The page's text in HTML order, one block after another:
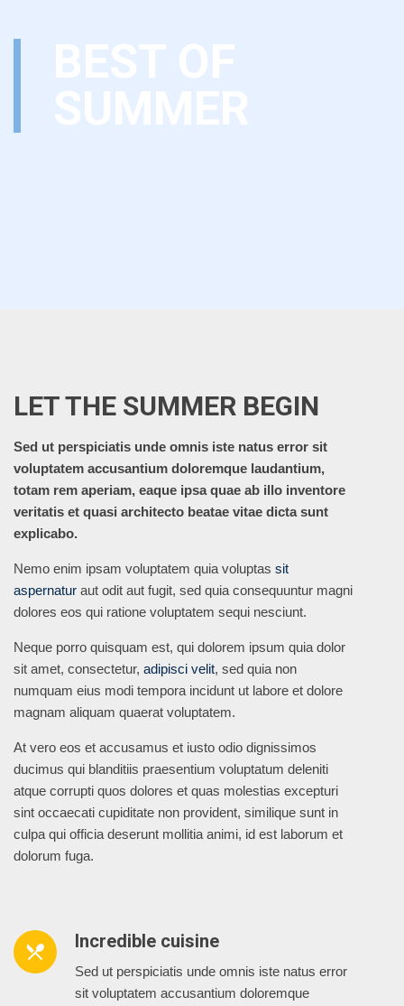
LET THE SUMMER BEGIN
Sed ut perspiciatis unde omnis iste natus error sit
voluptatem accusantium doloremque laudantium,
totam rem aperiam, eaque ipsa quae ab illo inventore
veritatis et quasi architecto beatae vitae dicta sunt
explicabo.
Nemo enim ipsam voluptatem quia voluptas sit
aspernatur aut odit aut fugit, sed quia consequuntur magni
dolores eos qui ratione voluptatem sequi nesciunt.
Neque porro quisquam est, qui dolorem ipsum quia dolor
sit amet, consectetur, adipisci velit, sed quia non
numquam eius modi tempora incidunt ut labore et dolore
magnam aliquam quaerat voluptatem.
At vero eos et accusamus et iusto odio dignissimos
ducimus qui blanditiis praesentium voluptatum deleniti
atque corrupti quos dolores et quas molestias excepturi
sint occaecati cupiditate non provident, similique sunt in
culpa qui officia deserunt mollitia animi, id est laborum et
dolorum fuga.
restaurant_menu Incredible cuisine
Sed ut perspiciatis unde omnis iste natus error
sit voluptatem accusantium doloremque